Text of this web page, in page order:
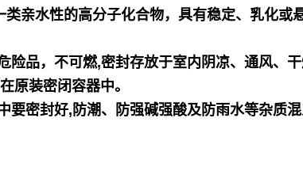
类亲水性的高分子化合物，具有稳定、乳化
险品，不可燃,密封存放于室内阴凉、通风、
原装密闭容器中。
要密封好,防潮、防强碱强酸及防雨水等杂质混